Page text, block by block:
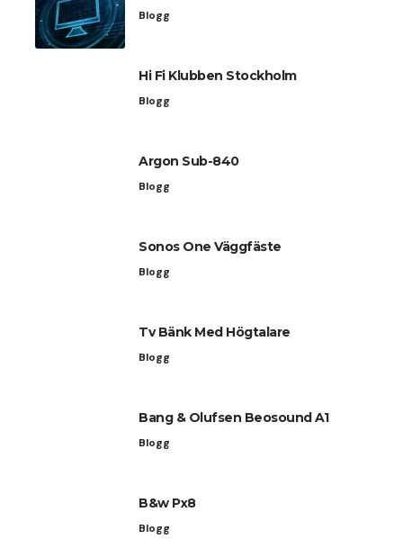
Blogg
Hi Fi Klubben Stockholm
Blogg
Argon Sub-840
Blogg
Sonos One Väggfäste
Blogg
Tv Bänk Med Högtalare
Blogg
Bang & Olufsen Beosound A1
Blogg
B&w Px8
Blogg